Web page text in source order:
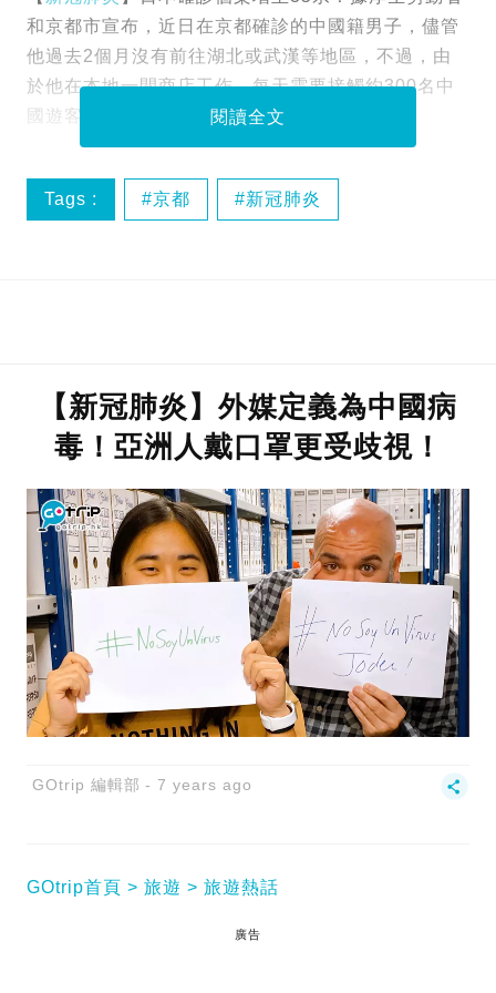
和京都市宣布，近日在京都確診的中國籍男子，儘管
他過去2個月沒有前往湖北或武漢等地區，不過，由
於他在本地一間商店工作，每天需要接觸約300名中
國遊客，估計因此而受到感染。
閱讀全文
Tags : 京都 新冠肺炎
【新冠肺炎】外媒定義為中國病
毒！亞洲人戴口罩更受歧視！
GOtrip 編輯部 7 years ago
GOtrip首頁 旅遊 旅遊熱話
廣告